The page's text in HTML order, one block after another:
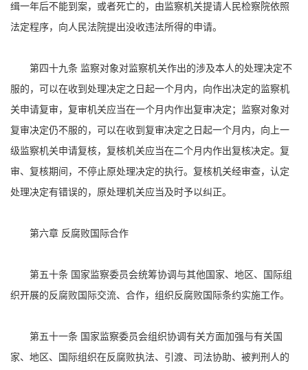
缉一年后不能到案，或者死亡的，由监察机关提请人民检察院依照
法定程序，向人民法院提出没收违法所得的申请。
第四十九条 监察对象对监察机关作出的涉及本人的处理决定不
服的，可以在收到处理决定之日起一个月内，向作出决定的监察机
关申请复审，复审机关应当在一个月内作出复审决定；监察对象对
复审决定仍不服的，可以在收到复审决定之日起一个月内，向上一
级监察机关申请复核，复核机关应当在二个月内作出复核决定。复
审、复核期间，不停止原处理决定的执行。复核机关经审查，认定
处理决定有错误的，原处理机关应当及时予以纠正。
第六章 反腐败国际合作
第五十条 国家监察委员会统筹协调与其他国家、地区、国际组
织开展的反腐败国际交流、合作，组织反腐败国际条约实施工作。
第五十一条 国家监察委员会组织协调有关方面加强与有关国
家、地区、国际组织在反腐败执法、引渡、司法协助、被判刑人的